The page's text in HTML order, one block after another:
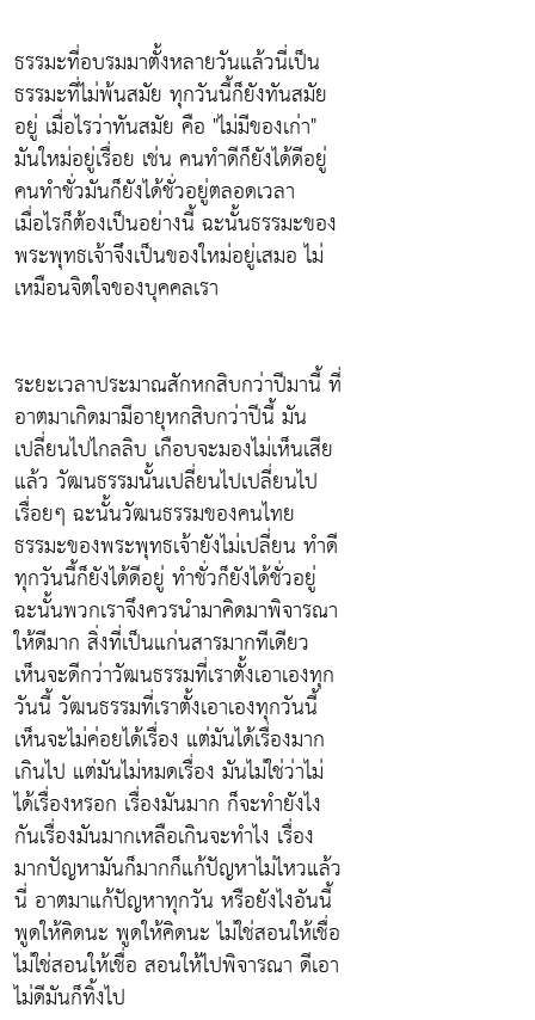
ธรรมะที่อบรมมาตั้งหลายวันแล้วนี่เป็น
ธรรมะที่ไม่พ้นสมัย ทุกวันนี้ก็ยังทันสมัย
อยู่ เมื่อไรว่าทันสมัย คือ "ไม่มีของเก่า"
มันใหม่อยู่เรื่อย เช่น คนทำดีก็ยังได้ดีอยู่
คนทำชั่วมันก็ยังได้ชั่วอยู่ตลอดเวลา
เมื่อไรก็ต้องเป็นอย่างนี้ ฉะนั้นธรรมะของ
พระพุทธเจ้าจึงเป็นของใหม่อยู่เสมอไม่
เหมือนจิตใจของบุคคลเรา
ระยะเวลาประมาณสักหกสิบกว่าปีมานี้ ที่
อาตมาเกิดมามีอายุหกสิบกว่าปีนี้ มัน
เปลี่ยนไปไกลลิบ เกือบจะมองไม่เห็นเสีย
แล้ว วัฒนธรรมนั้นเปลี่ยนไปเปลี่ยนไป
เรื่อยๆ ฉะนั้นวัฒนธรรมของคนไทย
ธรรมะของพระพุทธเจ้ายังไม่เปลี่ยน ทำดี
ทุกวันนี้ก็ยังได้ดีอยู่ ทำชั่วก็ยังได้ชั่วอยู่
ฉะนั้นพวกเราจึงควรนำมาคิดมาพิจารณา
ให้ดีมาก สิ่งที่เป็นแก่นสารมากทีเดียว
เห็นจะดีกว่าวัฒนธรรมที่เราตั้งเอาเองทุก
วันนี้ วัฒนธรรมที่เราตั้งเอาเองทุกวันนี้
เห็นจะไม่ค่อยได้เรื่อง แต่มันได้เรื่องมาก
เกินไป แต่มันไม่หมดเรื่อง มันไม่ใช่ว่าไม่
ได้เรื่องหรอก เรื่องมันมาก ก็จะทำยังไง
กันเรื่องมันมากเหลือเกินจะทำไง เรื่อง
มากปัญหามันก็มากก็แก้ปัญหาไม่ไหวแล้ว
นี่ อาตมาแก้ปัญหาทุกวัน หรือยังไงอันนี้
พูดให้คิดนะ พูดให้คิดนะ ไม่ใช่สอนให้เชื่อ
ไม่ใช่สอนให้เชื่อ สอนให้ไปพิจารณา ดีเอา
ไม่ดีมันก็ทิ้งไป